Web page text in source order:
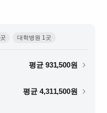
곳 대학병원 1곳
평균 931,500원
평균 4,311,500원